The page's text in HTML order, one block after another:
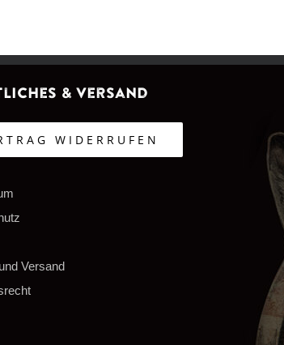
& Versand
WIDERRUFEN
Versand